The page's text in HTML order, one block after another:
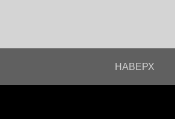
НАВЕРХ